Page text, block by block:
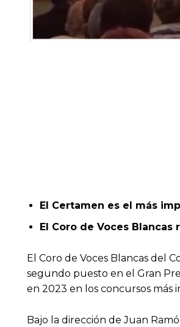
El Certamen es el más
El Coro de Voces
El Coro de Voces Blancas del
segundo puesto en el Gran
en 2023 en los concursos más
Bajo la dirección de Juan